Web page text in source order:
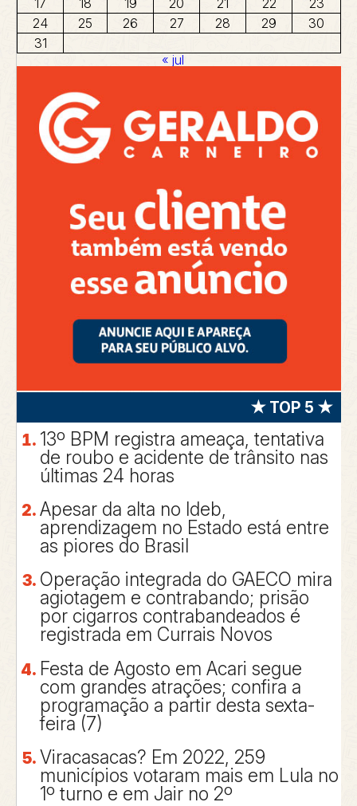
17 18 19 20 21 22
23
24
25 26 27 28 29
30
31
« jul
★ TOP 5 ★
13º BPM registra ameaça, tentativa
de roubo e acidente de trânsito nas
últimas 24 horas
Apesar da alta no Ideb,
aprendizagem no Estado está entre
as piores do Brasil
Operação integrada do GAECO mira
agiotagem e contrabando; prisão
por cigarros contrabandeados é
registrada em Currais Novos
Festa de Agosto em Acari segue
com grandes atrações; confira a
programação a partir desta sexta-
feira (7)
Viracasacas? Em 2022, 259
municípios votaram mais em Lula no
1º turno e em Jair no 2º